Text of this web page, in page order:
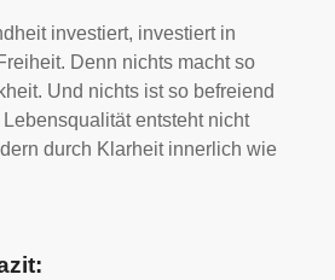
investiert, investiert in
Denn nichts macht so
Und nichts ist so befreiend
entsteht nicht
durch Klarheit innerlich wie